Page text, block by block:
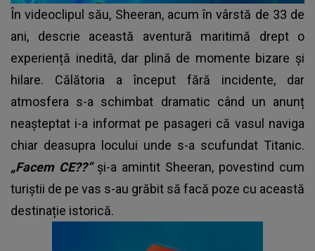
În videoclipul său, Sheeran, acum în vârstă de 33 de
ani, descrie această aventură maritimă drept o
experiență inedită, dar plină de momente bizare și
hilare. Călătoria a început fără incidente, dar
atmosfera s-a schimbat dramatic când un anunț
neașteptat i-a informat pe pasageri că vasul naviga
chiar deasupra locului unde s-a scufundat Titanic.
„Facem CE??” și-a amintit Sheeran, povestind cum
turiștii de pe vas s-au grăbit să facă poze cu această
destinație istorică.